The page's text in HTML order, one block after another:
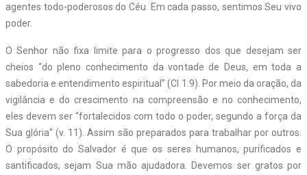
agentes todo-poderosos do Céu. Em cada passo, sentimos Seu vivo
poder.
O Senhor não fixa limite para o progresso dos que desejam ser
cheios “do pleno conhecimento da vontade de Deus, em toda a
sabedoria e entendimento espiritual” (Cl 1:9). Por meio da oração, da
vigilância e do crescimento na compreensão e no conhecimento,
eles devem ser “fortalecidos com todo o poder, segundo a força da
Sua glória” (v. 11). Assim são preparados para trabalhar por outros.
O propósito do Salvador é que os seres humanos, purificados e
santificados, sejam Sua mão ajudadora. Devemos ser gratos por